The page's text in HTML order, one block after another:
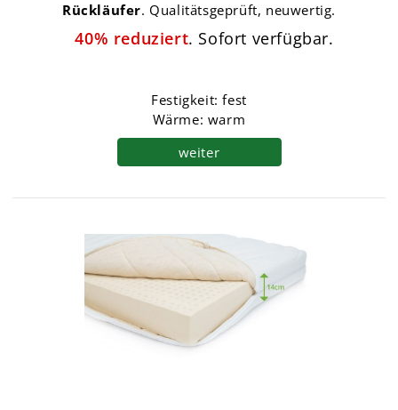
Rückläufer. Qualitätsgeprüft, neuwertig.
40% reduziert. Sofort verfügbar.
Festigkeit: fest
Wärme: warm
weiter